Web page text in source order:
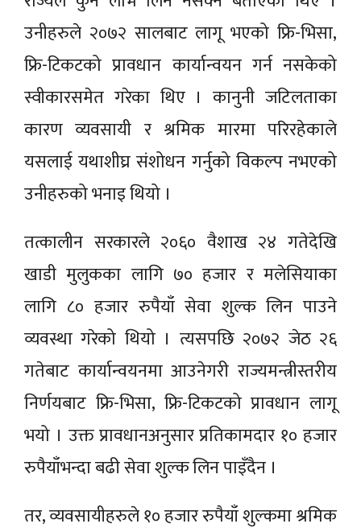
उनीहरुले २०७२ सालबाट लागू भएको फ्रि-भिसा,
फ्रि-टिकटको प्रावधान कार्यान्वयन गर्न नसकेको
स्वीकारसमेत गरेका थिए । कानुनी जटिलताका
कारण व्यवसायी र श्रमिक मारमा परिरहेकाले
यसलाई यथाशीघ्र संशोधन गर्नुको विकल्प नभएको
उनीहरुको भनाइ थियो ।
तत्कालीन सरकारले २०६० वैशाख २४ गतेदेखि
खाडी मुलुकका लागि ७० हजार र मलेसियाका
लागि ८० हजार रुपैयाँ सेवा शुल्क लिन पाउने
व्यवस्था गरेको थियो । त्यसपछि २०७२ जेठ २६
गतेबाट कार्यान्वयनमा आउनेगरी राज्यमन्त्रीस्तरीय
निर्णयबाट फ्रि-भिसा, फ्रि-टिकटको प्रावधान लागू
भयो । उक्त प्रावधानअनुसार प्रतिकामदार १० हजार
रुपैयाँभन्दा बढी सेवा शुल्क लिन पाइँदैन ।
तर, व्यवसायीहरुले १० हजार रुपैयाँ शुल्कमा श्रमिक